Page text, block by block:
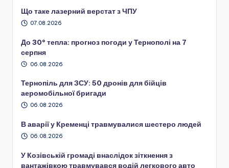
Що таке лазерний верстат з ЧПУ
07.08.2026
До 30° тепла: прогноз погоди у Тернополі на 7
серпня
06.08.2026
Тернопіль для ЗСУ: 50 дронів для бійців
аеромобільної бригади
06.08.2026
В аварії у Кременці травмувалися шестеро людей
06.08.2026
У Козівській громаді внаслідок зіткнення з
вантажівкою травмувався водій легкового авто